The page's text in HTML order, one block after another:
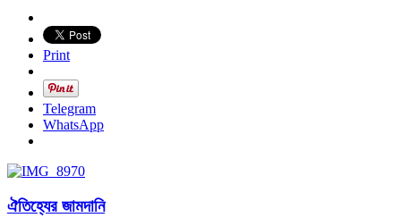
Print
Telegram
WhatsApp
ঐতিহ্যের জামদানি